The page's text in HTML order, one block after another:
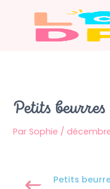
Petits beurres
ParSophie /
Petits